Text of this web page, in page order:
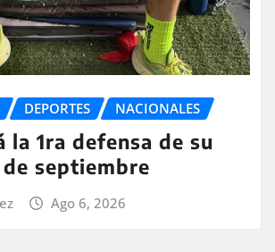
DEPORTES NACIONALES
la 1ra defensa de su
septiembre
Ago 6, 2026